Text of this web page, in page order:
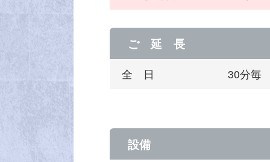
ご 延 長
全 日 30分毎
設備